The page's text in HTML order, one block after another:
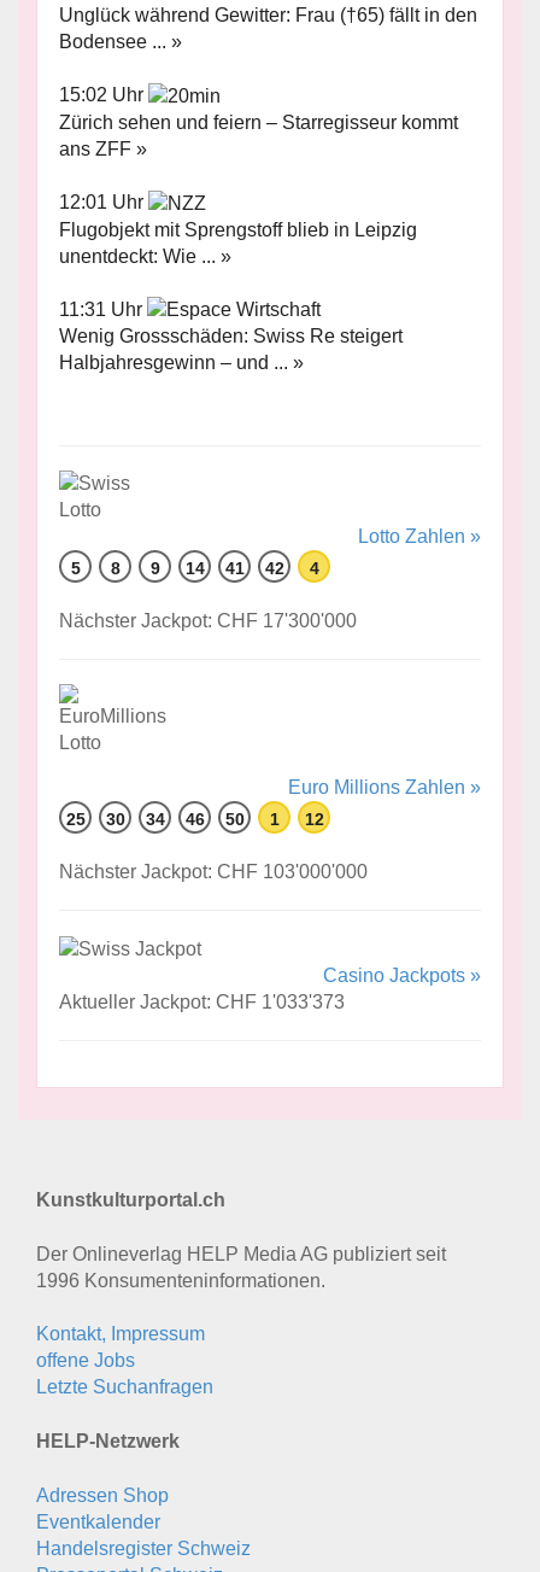
Unglück während Gewitter: Frau (†65) fällt in den
Bodensee ... »
15:02 Uhr
Zürich sehen und feiern – Starregisseur kommt
ans ZFF »
12:01 Uhr
Flugobjekt mit Sprengstoff blieb in Leipzig
unentdeckt: Wie ... »
11:31 Uhr
Wenig Grossschäden: Swiss Re steigert
Halbjahresgewinn – und ... »
Lotto Zahlen »
5 8 9 14 41 42 4
Nächster Jackpot: CHF 17'300'000
Euro Millions Zahlen »
25 30 34 46 50 1 12
Nächster Jackpot: CHF 103'000'000
Casino Jackpots »
Aktueller Jackpot: CHF 1'033'373
Kunstkulturportal.ch
Der Onlineverlag HELP Media AG publiziert seit
1996 Konsumenten­informationen.
Kontakt, Impressum
offene Jobs
Letzte Suchanfragen
HELP-Netzwerk
Adressen Shop
Eventkalender
Handelsregister Schweiz